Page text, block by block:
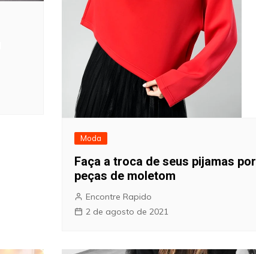
Moda
Faça a troca de seus pijamas por
peças de moletom
Encontre Rapido
2 de agosto de 2021